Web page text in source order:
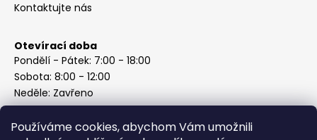
Používáme cookies, abychom Vám umožnili
Kontaktujte nás
Otevírací doba
Pondělí - Pátek: 7:00 - 18:00
Sobota: 8:00 - 12:00
Neděle: Zavřeno